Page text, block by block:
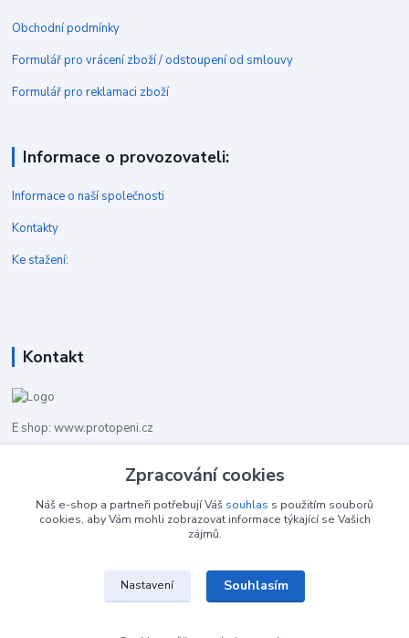
Obchodní podmínky
Formulář pro vrácení zboží / odstoupení od smlouvy
Formulář pro reklamaci zboží
Informace o provozovateli:
Informace o naší společnosti
Kontakty
Ke stažení:
Kontakt
E shop: www.protopeni.cz
+420 483 710 226
info@protopeni.cz
Zpracování cookies
Náš e-shop a partneři potřebují Váš souhlas s použitím souborů
cookies, aby Vám mohli zobrazovat informace týkající se Vašich
zájmů.
Nastavení Souhlasím